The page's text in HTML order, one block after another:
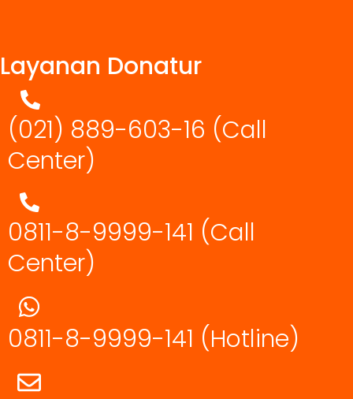
Layanan Donatur
(021) 889-603-16 (Call
Center)
0811-8-9999-141 (Call
Center)
0811-8-9999-141 (Hotline)